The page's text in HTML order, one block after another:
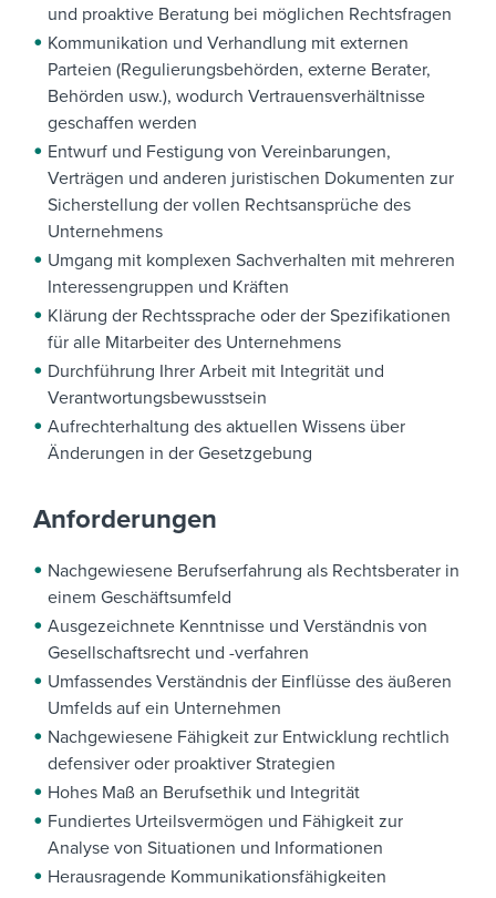
und proaktive Beratung bei möglichen Rechtsfragen
Kommunikation und Verhandlung mit externen
Parteien (Regulierungsbehörden, externe Berater,
Behörden usw.), wodurch Vertrauensverhältnisse
geschaffen werden
Entwurf und Festigung von Vereinbarungen,
Verträgen und anderen juristischen Dokumenten zur
Sicherstellung der vollen Rechtsansprüche des
Unternehmens
Umgang mit komplexen Sachverhalten mit mehreren
Interessengruppen und Kräften
Klärung der Rechtssprache oder der Spezifikationen
für alle Mitarbeiter des Unternehmens
Durchführung Ihrer Arbeit mit Integrität und
Verantwortungsbewusstsein
Aufrechterhaltung des aktuellen Wissens über
Änderungen in der Gesetzgebung
Anforderungen
Nachgewiesene Berufserfahrung als Rechtsberater in
einem Geschäftsumfeld
Ausgezeichnete Kenntnisse und Verständnis von
Gesellschaftsrecht und -verfahren
Umfassendes Verständnis der Einflüsse des äußeren
Umfelds auf ein Unternehmen
Nachgewiesene Fähigkeit zur Entwicklung rechtlich
defensiver oder proaktiver Strategien
Hohes Maß an Berufsethik und Integrität
Fundiertes Urteilsvermögen und Fähigkeit zur
Analyse von Situationen und Informationen
Herausragende Kommunikationsfähigkeiten